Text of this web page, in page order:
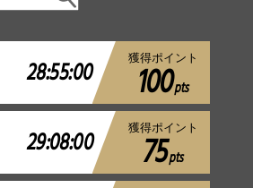
28:55:00 獲得ポイント
100pts
29:08:00 獲得ポイント
75pts